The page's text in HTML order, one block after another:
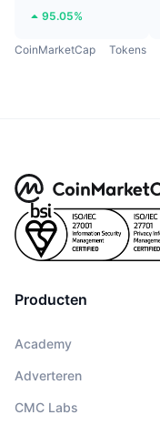
95.05%
CoinMarketCap Tokens
Producten
Academy
Adverteren
CMC Labs